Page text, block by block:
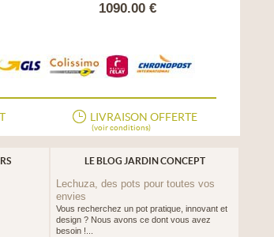
1090.00 €
LIVRAISON OFFERTE
(voir conditions)
LE BLOG JARDIN CONCEPT
Lechuza, des pots pour toutes vos
envies
Vous recherchez un pot pratique, innovant et
design ? Nous avons ce dont vous avez
besoin !...